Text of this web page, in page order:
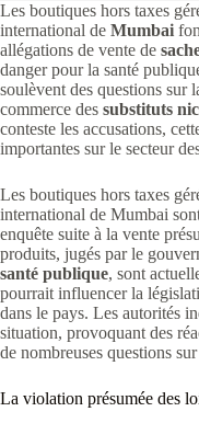
Les boutiques hors taxes
international de Mumbai
allégations de vente de
danger pour la santé
soulèvent des questions sur
commerce des substituts
conteste les accusations,
importantes sur le secteur
Les boutiques hors taxes
international de Mumbai
enquête suite à la vente
produits, jugés par le
santé publique, sont
pourrait influencer la
dans le pays. Les autorités
situation, provoquant des
de nombreuses questions
La violation présumée des